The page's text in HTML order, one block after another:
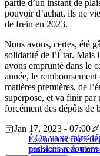
partie d’un instant de
pouvoir d’achat, ils ne
de frein en 2023.
Nous avons, certes, été
solidarité de l’État. Mais
avons emprunté dans le
année, le
matières premières, de
superpose, et va finir par
forcément des dépôts de
« On va se faire
parisiens
Jan 17, 2023 - 07:00
Économiecrise
Innovation &